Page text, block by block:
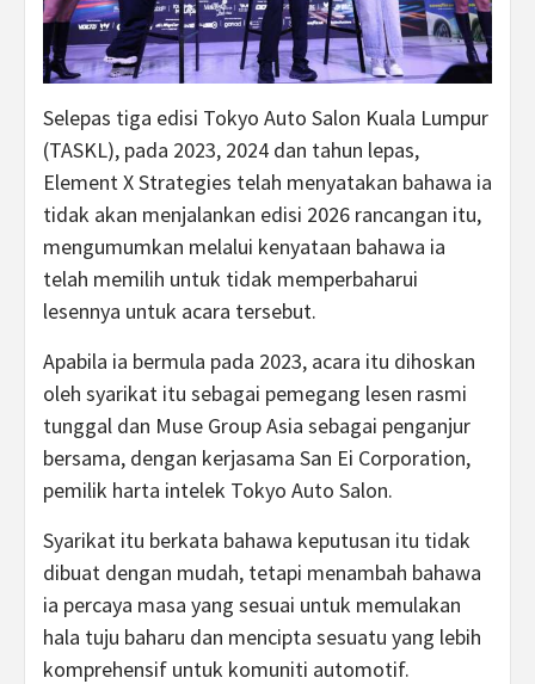
Selepas tiga edisi Tokyo Auto Salon Kuala Lumpur
(TASKL), pada 2023, 2024 dan tahun lepas,
Element X Strategies telah menyatakan bahawa ia
tidak akan menjalankan edisi 2026 rancangan itu,
mengumumkan melalui kenyataan bahawa ia
telah memilih untuk tidak memperbaharui
lesennya untuk acara tersebut.
Apabila ia bermula pada 2023, acara itu dihoskan
oleh syarikat itu sebagai pemegang lesen rasmi
tunggal dan Muse Group Asia sebagai penganjur
bersama, dengan kerjasama San Ei Corporation,
pemilik harta intelek Tokyo Auto Salon.
Syarikat itu berkata bahawa keputusan itu tidak
dibuat dengan mudah, tetapi menambah bahawa
ia percaya masa yang sesuai untuk memulakan
hala tuju baharu dan mencipta sesuatu yang lebih
komprehensif untuk komuniti automotif.